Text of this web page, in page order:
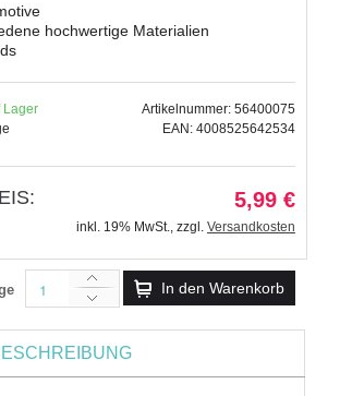
hochwertige Materialien
Lager
Artikelnummer: 56400075
EAN: 4008525642534
5,99 €
inkl. 19% MwSt., zzgl. Versandkosten
In den Warenkorb